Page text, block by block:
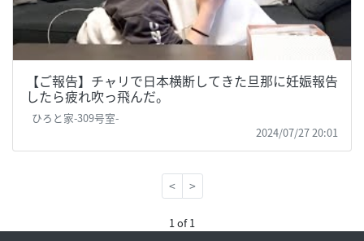
【ご報告】チャリで日本横断してきた旦那に妊娠報告
したら疲れ吹っ飛んだ。
ひろと家-309号室-
2024/07/27 20:01
< >
1 of 1